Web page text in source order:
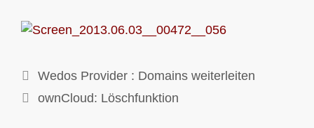
Wedos Provider : Domains weiterleiten
ownCloud: Löschfunktion